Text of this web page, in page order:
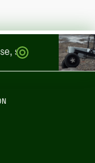
sur terre et en